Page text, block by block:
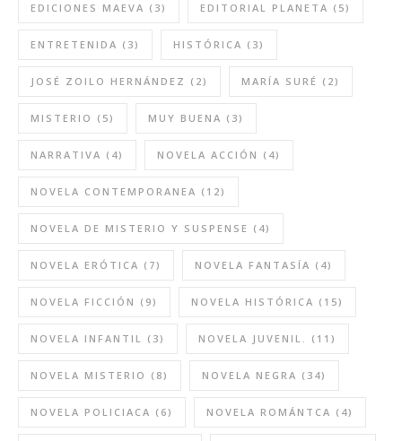
EDICIONES MAEVA (3) EDITORIAL PLANETA (5)
ENTRETENIDA (3) HISTÓRICA (3)
JOSÉ ZOILO HERNÁNDEZ (2) MARÍA SURÉ (2)
MISTERIO (5) MUY BUENA (3)
NARRATIVA (4) NOVELA ACCIÓN (4)
NOVELA CONTEMPORANEA (12)
NOVELA DE MISTERIO Y SUSPENSE (4)
NOVELA ERÓTICA (7) NOVELA FANTASÍA (4)
NOVELA FICCIÓN (9) NOVELA HISTÓRICA (15)
NOVELA INFANTIL (3) NOVELA JUVENIL. (11)
NOVELA MISTERIO (8) NOVELA NEGRA (34)
NOVELA POLICIACA (6) NOVELA ROMÁNTCA (4)